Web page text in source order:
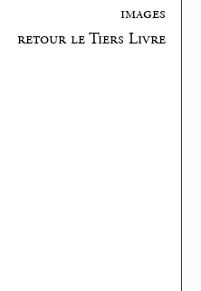
images
retour le Tiers Livre